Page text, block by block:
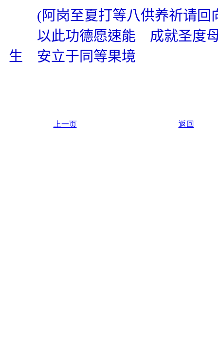
(阿岗至夏打等八供养祈请回
以此功德愿速能 成就圣度
生 安立于同等果境
上一页 返回